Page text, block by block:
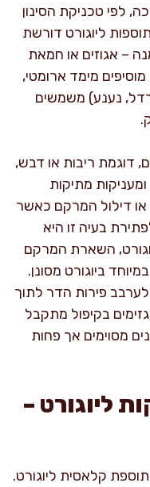
לפי טכניקת הסינון
ליוגורט דורשת
– אגוזים או חמאת
מימד ארומטי,
נענע) משמשים
דוגמת ריבות או דבש,
מתיקות
או דילול המרקם כאשר
בעיה זו היא
השארת המרקם
ביוגורט מסונן.
פירות הדר לתוך
בקיפול מתקבל
מסוימים אך פחות
ליוגורט –
תוספת קלאסית ליוגורט.